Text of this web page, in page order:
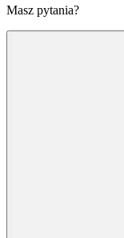
Masz pytania?